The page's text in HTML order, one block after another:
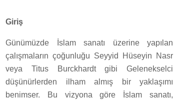
Giriş
Günümüzde İslam sanatı üzerine yapılan
çalışmaların çoğunluğu Seyyid Hüseyin Nasr
veya Titus Burckhardt gibi Gelenekselci
düşünürlerden ilham almış bir yaklaşımı
benimser. Bu vizyona göre İslam sanatı,